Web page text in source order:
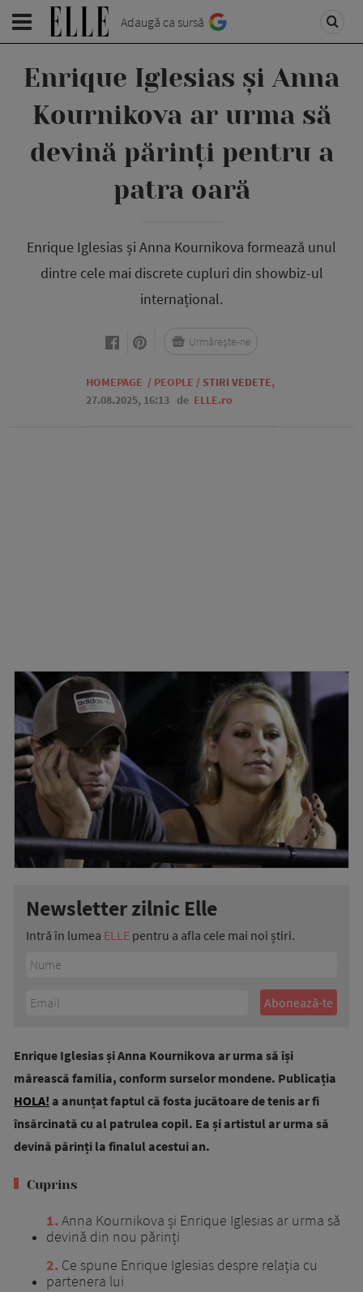
Adaugă ca sursă
Enrique Iglesias și Anna
Kournikova ar urma să
devină părinți pentru a
patra oară
Enrique Iglesias și Anna Kournikova formează unul
dintre cele mai discrete cupluri din showbiz-ul
internațional.
HOMEPAGE / PEOPLE / STIRI VEDETE,
27.08.2025, 16:13 de ELLE.ro
Urmărește-ne
Newsletter zilnic Elle
Intră în lumea ELLE pentru a afla cele mai noi știri.
Enrique Iglesias și Anna Kournikova ar urma să își
mărească familia, conform surselor mondene. Publicația
HOLA! a anunțat faptul că fosta jucătoare de tenis ar fi
însărcinată cu al patrulea copil. Ea și artistul ar urma să
devină părinți la finalul acestui an.
Cuprins
1 Anna Kournikova și Enrique Iglesias ar urma să
devină din nou părinți
2 Ce spune Enrique Iglesias despre relația cu
partenera lui